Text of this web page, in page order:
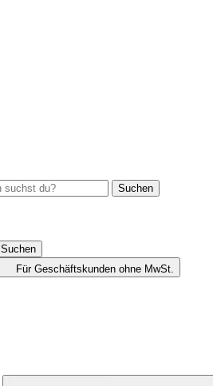
Suchen
Suchen
Für Geschäftskunden ohne MwSt.